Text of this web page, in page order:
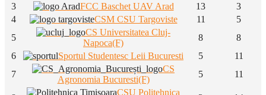
3
FCC Baschet UAV Arad 13
3
4
CSM CSU Targoviste 11
5
5
CS Universitatea Cluj-
Napoca(F)
8
8
6
Sportul Studentesc Leii Bucuresti 5
11
7
CS
Agronomia Bucuresti(F)
5 11
CSU Politehnica